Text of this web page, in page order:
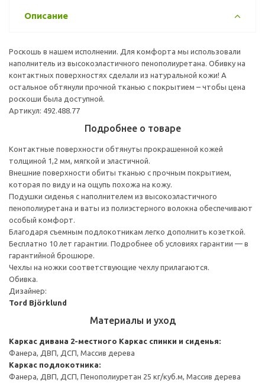
Описание
Роскошь в нашем исполнении. Для комфорта мы использовали
наполнитель из высокоэластичного пенополиуретана. Обивку на
контактных поверхностях сделали из натуральной кожи! А
остальное обтянули прочной тканью с покрытием – чтобы цена
роскоши была доступной.
Артикул: 492.488.77
Подробнее о товаре
Контактные поверхности обтянуты прокрашенной кожей
толщиной 1,2 мм, мягкой и эластичной.
Внешние поверхности обиты тканью с прочным покрытием,
которая по виду и на ощупь похожа на кожу.
Подушки сиденья с наполнителем из высокоэластичного
пенополиуретана и ваты из полиэстерного волокна обеспечивают
особый комфорт.
Благодаря съемным подлокотникам легко дополнить козеткой.
Бесплатно 10 лет гарантии. Подробнее об условиях гарантии — в
гарантийной брошюре.
Чехлы на ножки соответствующие чехлу прилагаются.
Обивка.
Дизайнер:
Tord Björklund
Материалы и уход
Каркас дивана 2-местного Каркас спинки и сиденья:
Фанера, ДВП, ДСП, Массив дерева
Каркас подлокотника:
Фанера, ДВП, ДСП, Пенополиуретан 25 кг/куб.м, Массив дерева